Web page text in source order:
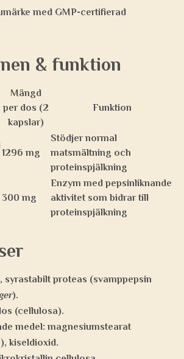
med GMP-certifierad
& funktion
Mängd
per dos (2
kapslar)
Funktion
1296 mg
Stödjer normal
matsmältning och
proteinspjälkning
300 mg
Enzym med pepsinliknande
aktivitet som bidrar till
proteinspjälkning
syrastabilt proteas (svamppepsin
).
(cellulosa).
medel: magnesiumstearat
kiseldioxid.